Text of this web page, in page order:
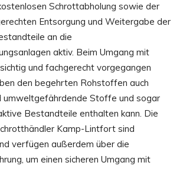
Schrottabholung sowie der
Entsorgung und Weitergabe der
an die
aktiv. Beim Umgang mit
und fachgerecht vorgegangen
den begehrten Rohstoffen auch
umweltgefährdende Stoffe und sogar
Bestandteile enthalten kann. Die
Kamp-Lintfort sind
verfügen außerdem über die
um einen sicheren Umgang mit